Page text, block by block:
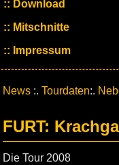
Download
Mitschnitte
Impressum
News :. Tourdaten:.
FURT:
Die Tour 2008